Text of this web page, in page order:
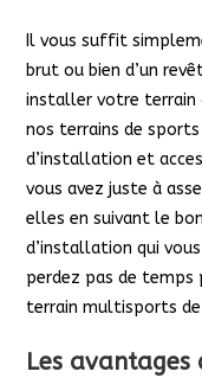
Il vous suffit
brut ou bien d’un
installer votre terrain
nos terrains de
d’installation et
vous avez juste à
elles en suivant le
d’installation qui
perdez pas de
terrain multisports
Les avantages